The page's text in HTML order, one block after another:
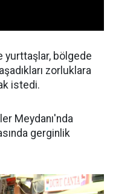
yurttaşlar, bölgede
zorluklara
istedi.
Meydanı'nda
gerginlik